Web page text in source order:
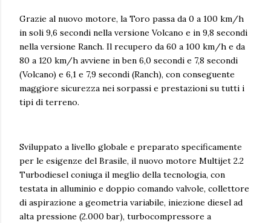
Grazie al nuovo motore, la Toro passa da 0 a 100 km/h
in soli 9,6 secondi nella versione Volcano e in 9,8 secondi
nella versione Ranch. Il recupero da 60 a 100 km/h e da
80 a 120 km/h avviene in ben 6,0 secondi e 7,8 secondi
(Volcano) e 6,1 e 7,9 secondi (Ranch), con conseguente
maggiore sicurezza nei sorpassi e prestazioni su tutti i
tipi di terreno.
Sviluppato a livello globale e preparato specificamente
per le esigenze del Brasile, il nuovo motore Multijet 2.2
Turbodiesel coniuga il meglio della tecnologia, con
testata in alluminio e doppio comando valvole, collettore
di aspirazione a geometria variabile, iniezione diesel ad
alta pressione (2.000 bar), turbocompressore a